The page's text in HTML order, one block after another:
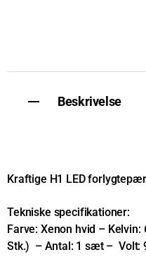
Beskrivelse
Kraftige H1 LED
Tekniske specifikationer:
Farve: Xenon hvid –
Stk.) – Antal: 1 sæt – Volt: